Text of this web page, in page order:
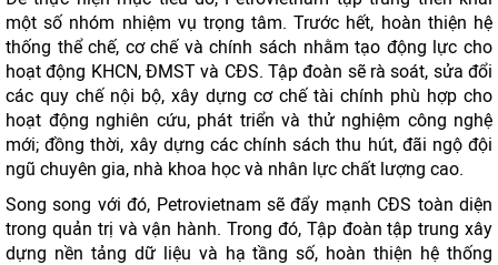
một số nhóm nhiệm vụ trọng tâm. Trước hết, hoàn thiện hệ
thống thể chế, cơ chế và chính sách nhằm tạo động lực cho
hoạt động KHCN, ĐMST và CĐS. Tập đoàn sẽ rà soát, sửa đổi
các quy chế nội bộ, xây dựng cơ chế tài chính phù hợp cho
hoạt động nghiên cứu, phát triển và thử nghiệm công nghệ
mới; đồng thời, xây dựng các chính sách thu hút, đãi ngộ đội
ngũ chuyên gia, nhà khoa học và nhân lực chất lượng cao.
Song song với đó, Petrovietnam sẽ đẩy mạnh CĐS toàn diện
trong quản trị và vận hành. Trong đó, Tập đoàn tập trung xây
dựng nền tảng dữ liệu và hạ tầng số, hoàn thiện hệ thống